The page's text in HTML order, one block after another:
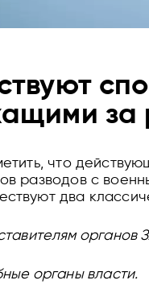
за
что
разводов с
два
органов
органы власти.